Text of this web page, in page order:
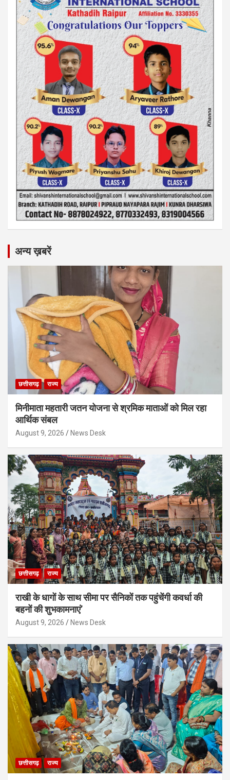
अन्य ख़बरें
छत्तीसगढ़ राज्य
मिनीमाता महतारी जतन योजना से श्रमिक माताओं को मिल रहा
आर्थिक संबल
August 9, 2026 News Desk
छत्तीसगढ़ राज्य
राखी के धागों के साथ सीमा पर सैनिकों तक पहुंचेंगी कवर्धा की
बहनों की शुभकामनाएं’
August 9, 2026 News Desk
छत्तीसगढ़ राज्य